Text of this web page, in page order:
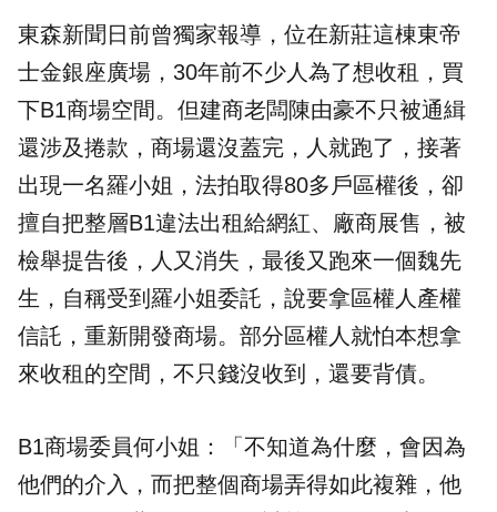
東森新聞日前曾獨家報導，位在新莊這棟東帝
士金銀座廣場，30年前不少人為了想收租，買
下B1商場空間。但建商老闆陳由豪不只被通緝
還涉及捲款，商場還沒蓋完，人就跑了，接著
出現一名羅小姐，法拍取得80多戶區權後，卻
擅自把整層B1違法出租給網紅、廠商展售，被
檢舉提告後，人又消失，最後又跑來一個魏先
生，自稱受到羅小姐委託，說要拿區權人產權
信託，重新開發商場。部分區權人就怕本想拿
來收租的空間，不只錢沒收到，還要背債。
B1商場委員何小姐：「不知道為什麼，會因為
他們的介入，而把整個商場弄得如此複雜，他